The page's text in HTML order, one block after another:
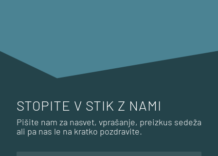
STOPITE V STIK Z NAMI